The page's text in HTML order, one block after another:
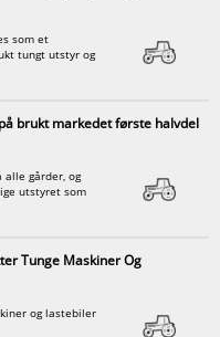
som et
tungt utstyr og
brukt markedet første halvdel
alle gårder, og
utstyret som
Tunge Maskiner Og
og lastebiler